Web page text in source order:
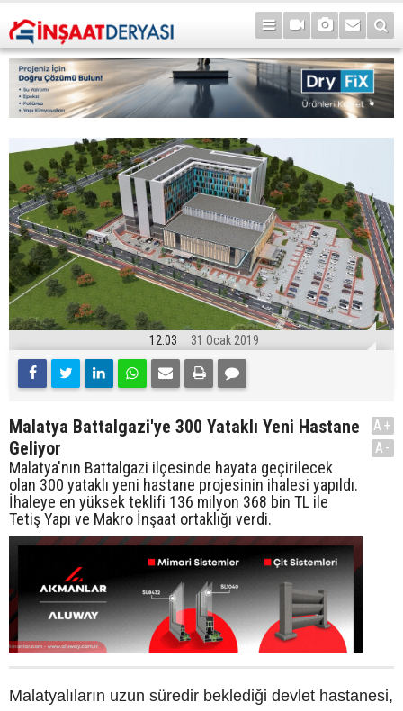
12:03 31 Ocak 2019
Malatya Battalgazi'ye 300 Yataklı Yeni Hastane
Geliyor
Malatya'nın Battalgazi ilçesinde hayata geçirilecek
olan 300 yataklı yeni hastane projesinin ihalesi yapıldı.
İhaleye en yüksek teklifi 136 milyon 368 bin TL ile
Tetiş Yapı ve Makro İnşaat ortaklığı verdi.
A+
A-
Malatyalıların uzun süredir beklediği devlet hastanesi,